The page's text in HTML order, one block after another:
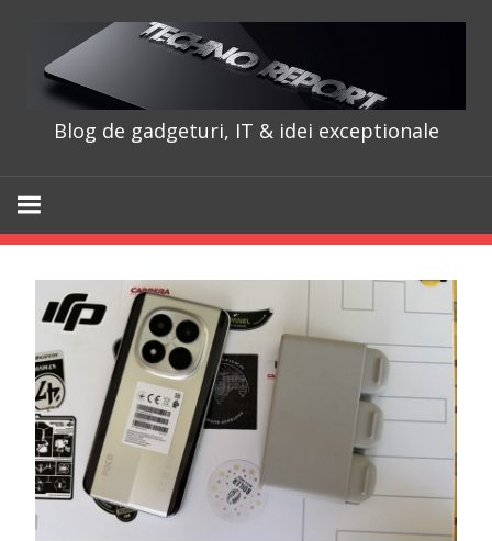
content
Blog de gadgeturi, IT & idei exceptionale